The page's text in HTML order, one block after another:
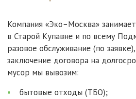
Компания «Эко–Москва»
в Старой Купавне и по всему
разовое обслуживание (по
заключение договора на
мусор мы вывозим:
бытовые отходы (ТБО);